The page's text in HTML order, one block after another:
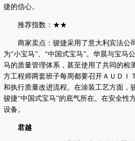
捷的信心。
推荐指数：★★
商家卖点：骏捷采用了意大利宾法公
为“小宝马”、“中国式宝马”。华晨与宝马
马的质量管理体系，甚至使用了共同的检
方工程师两套班子每周都要召开ＡＵＤＩ
和执行质量改进流程。在涂装工艺方面，
骏捷“中国式宝马”的底气所在。在安全性
设备。
君越